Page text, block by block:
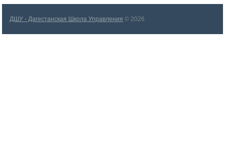
ДШУ - Дагестанская Школа Управления © 2026